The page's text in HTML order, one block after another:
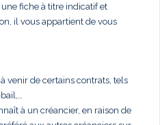
fiche à titre indicatif et
il vous appartient de vous
venir de certains contrats, tels
à un créancier, en raison de